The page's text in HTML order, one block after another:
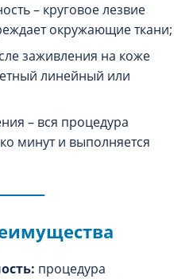
– круговое лезвие
окружающие ткани;
заживления на коже
линейный или
– вся процедура
минут и выполняется
процедура